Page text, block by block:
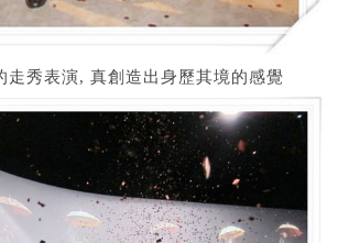
走秀表演, 真創造出身歷其境的感覺